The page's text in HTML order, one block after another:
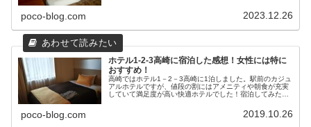
poco-blog.com 2023.12.26
ホテル1-2-3高崎に宿泊した感想！女性には特に
おすすめ！
高崎ではホテル1－2－3高崎に1泊しました。駅前のカジュ
アルホテルですが、値段の割にはアメニティや朝食が充実
していて満足度が高い快適ホテルでした！宿泊してみた感
poco-blog.com 2019.10.26